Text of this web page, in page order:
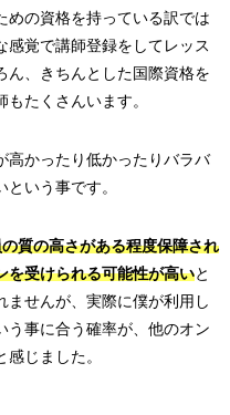
めの資格を持っている訳では
感覚で講師登録をしてレッス
ん、きちんとした国際資格を
たくさんいます。
高かったり低かったりバラバ
いう事です。
質の高さがある程度保障され
を受けられる可能性が高いと
ませんが、実際に僕が利用し
う事に合う確率が、他のオン
じました。